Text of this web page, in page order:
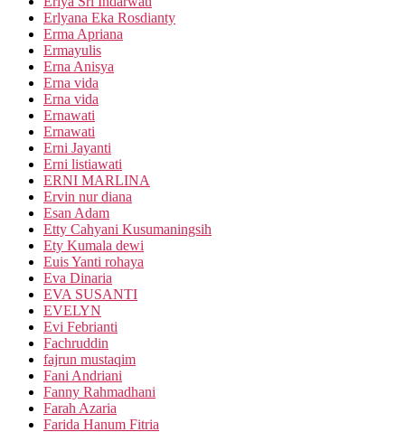
Erlyana Eka Rosdianty
Erma Apriana
Ermayulis
Erna Anisya
Erna vida
Erna vida
Ernawati
Ernawati
Erni Jayanti
Erni listiawati
ERNI MARLINA
Ervin nur diana
Esan Adam
Etty Cahyani Kusumaningsih
Ety Kumala dewi
Euis Yanti rohaya
Eva Dinaria
EVA SUSANTI
EVELYN
Evi Febrianti
Fachruddin
fajrun mustaqim
Fani Andriani
Fanny Rahmadhani
Farah Azaria
Farida Hanum Fitria